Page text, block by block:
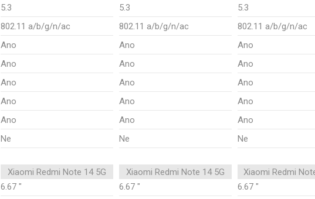
5.3 5.3
5.3
802.11 a/b/g/n/ac 802.11 a/b/g/n/ac
802.11 a/b/g/n/ac
Ano Ano
Ano
Ano Ano
Ano
Ano Ano
Ano
Ano Ano
Ano
Ano Ano
Ano
Ne Ne Ne
Xiaomi Redmi Note 14 5G Xiaomi Redmi Note 14 5G
Xiaomi Redmi
6.67 " 6.67 "
6.67 "